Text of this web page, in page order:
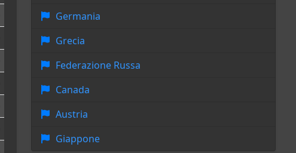
Germania
Grecia
Federazione Russa
Canada
Austria
Giappone